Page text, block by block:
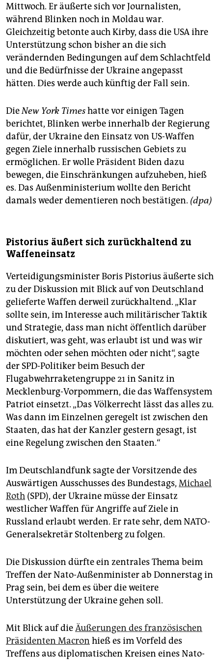
Mittwoch. Er äußerte sich vor Journalisten,
während Blinken noch in Moldau war.
Gleichzeitig betonte auch Kirby, dass die USA ihre
Unterstützung schon bisher an die sich
verändernden Bedingungen auf dem Schlachtfeld
und die Bedürfnisse der Ukraine angepasst
hätten. Dies werde auch künftig der Fall sein.
DieNew York Timeshatte vor einigen Tagen
berichtet, Blinken werbe innerhalb der Regierung
dafür, der Ukraine den Einsatz von US-Waffen
gegen Ziele innerhalb russischen Gebiets zu
ermöglichen. Er wolle Präsident Biden dazu
bewegen, die Einschränkungen aufzuheben, hieß
es. Das Außenministerium wollte den Bericht
damals weder dementieren noch bestätigen. (dpa)
Pistorius äußert sich zurückhaltend zu
Waffeneinsatz
Verteidigungsminister Boris Pistorius äußerte sich
zu der Diskussion mit Blick auf von Deutschland
gelieferte Waffen derweil zurückhaltend. „Klar
sollte sein, im Interesse auch militärischer Taktik
und Strategie, dass man nicht öffentlich darüber
diskutiert, was geht, was erlaubt ist und was wir
möchten oder sehen möchten oder nicht“, sagte
der SPD-Politiker beim Besuch der
Flugabwehrraketengruppe 21 in Sanitz in
Mecklenburg-Vorpommern, die das Waffensystem
Patriot einsetzt. „Das Völkerrecht lässt das alles zu.
Was dann im Einzelnen geregelt ist zwischen den
Staaten, das hat der Kanzler gestern gesagt, ist
eine Regelung zwischen den Staaten.“
Im Deutschlandfunk sagte der Vorsitzende des
Auswärtigen Ausschusses des Bundestags, Michael
Roth (SPD), der Ukraine müsse der Einsatz
westlicher Waffen für Angriffe auf Ziele in
Russland erlaubt werden. Er rate sehr, dem NATO-
Generalsekretär Stoltenberg zu folgen.
Die Diskussion dürfte ein zentrales Thema beim
Treffen der Nato-Außenminister ab Donnerstag in
Prag sein, bei dem es über die weitere
Unterstützung der Ukraine gehen soll.
Mit Blick auf dieÄußerungen des französischen
Präsidenten Macron hieß es im Vorfeld des
Treffens aus diplomatischen Kreisen eines Nato-